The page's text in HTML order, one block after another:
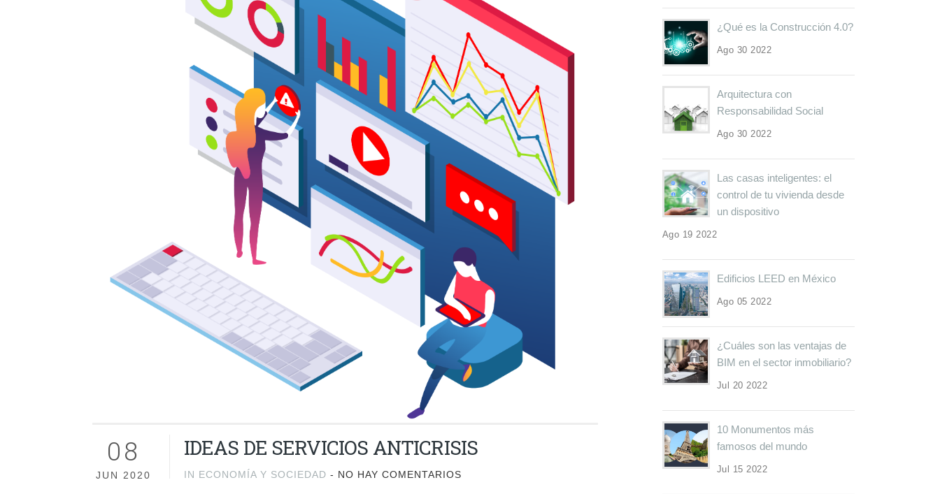
08
JUN 2020
IDEAS DE SERVICIOS ANTICRISIS
IN ECONOMÍA Y SOCIEDAD - NO HAY COMENTARIOS
¿Qué es la Construcción 4.0?
Ago 30 2022
Arquitectura con
Responsabilidad Social
Ago 30 2022
Las casas inteligentes: el
control de tu vivienda desde
un dispositivo
Ago 19 2022
Edificios LEED en México
Ago 05 2022
¿Cuáles son las ventajas de
BIM en el sector inmobiliario?
Jul 20 2022
10 Monumentos más
famosos del mundo
Jul 15 2022